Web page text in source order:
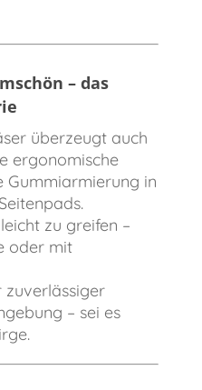
– das
überzeugt auch
ergonomische
in
zu greifen –
oder mit
zuverlässiger
– sei es